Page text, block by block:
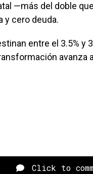
—más del doble
y cero deuda.
entre el 3.5% y
avanza
Click to